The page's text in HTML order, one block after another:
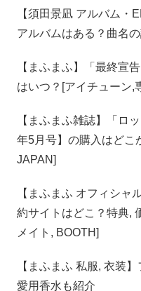
【須田景凪 アルバム・
アルバムはある？曲名
【‎まふまふ】「最終宣
はいつ？[アイチューン,
【まふまふ雑誌】「ロ
年5月号】の購入はどこ
JAPAN]
【まふまふ オフィシャ
約サイトはどこ？特典,
メイト, BOOTH]
【まふまふ 私服, 衣装
愛用香水も紹介